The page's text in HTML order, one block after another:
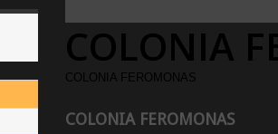
COLONIA
COLONIA FEROMONAS
COLONIA FEROMONAS